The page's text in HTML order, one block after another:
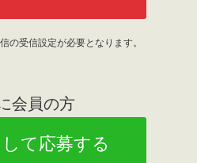
の受信設定が必要となります。
会員の方
て応募する